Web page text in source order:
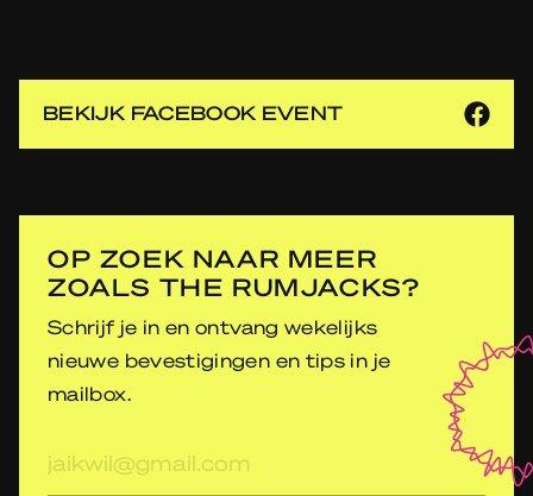
BEKIJK FACEBOOK EVENT
OP ZOEK NAAR MEER
ZOALS THE RUMJACKS?
Schrijf je in en ontvang wekelijks
nieuwe bevestigingen en tips in je
mailbox.
mailadres